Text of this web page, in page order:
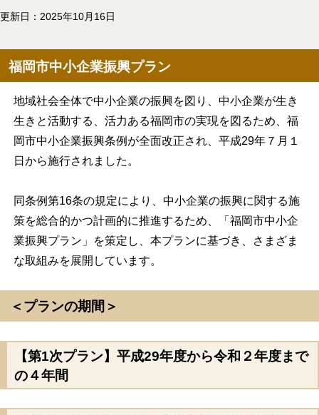
更新日：2025年10月16日
福岡市中小企業振興プラン
地域社会全体で中小企業の振興を図り、中小企業が生き
生きと活動する、活力ある福岡市の実現を図るため、福
岡市中小企業振興条例が全面改正され、平成29年７月１
日から施行されました。
同条例第16条の規定により、中小企業の振興に関する施
策を総合的かつ計画的に推進するため、「福岡市中小企
業振興プラン」を策定し、本プランに基づき、さまざま
な取組みを展開しています。
＜プランの期間＞
【第1次プラン】平成29年度から令和２年度まで
の４年間